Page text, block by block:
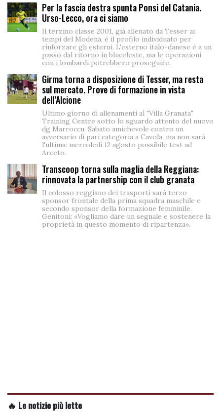
Per la fascia destra spunta Ponsi del Catania.
Urso-Lecco, ora ci siamo
Il terzino classe 2001, già allenato da Tesser ai
tempi del Modena, è il profilo individuato per
rinforzare gli esterni. L'esterno italo-danese è a un
passo dal ritorno in bluceleste, ma le operazioni
con i lombardi potrebbero proseguire.
Girma torna a disposizione di Tesser, ma resta
sul mercato. Prove di formazione in vista
dell’Alcione
Ultimo giorno di allenamenti al "Villa Granata"
Training Centre sotto lo sguardo attento del nuovo
dg Marroccu. Sabato amichevole contro un
avversario di pari categoria a Cavola, ma non sarà
l'ultima: mercoledì 12 agosto possibile test ad
Arceto.
Transcoop torna sulla maglia della Reggiana:
rinnovata la partnership con il club granata
Il colosso reggiano dei trasporti sarà terzo
sponsor frontale della prima squadra maschile e
secondo sponsor della formazione femminile.
Genitoni: «Vogliamo dare un segnale e sostenere la
proprietà in questo momento di ripartenza».
🔥 Le notizie più lette